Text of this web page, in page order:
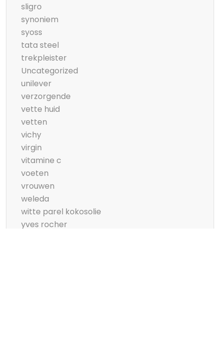
sligro
synoniem
syoss
tata steel
trekpleister
Uncategorized
unilever
verzorgende
vette huid
vetten
vichy
virgin
vitamine c
voeten
vrouwen
weleda
witte parel kokosolie
yves rocher